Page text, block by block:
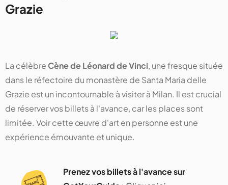
Grazie
La célèbre Cène de Léonard de Vinci, une fresque située
dans le réfectoire du monastère de Santa Maria delle
Grazie est un incontournable à visiter à Milan. Il est crucial
de réserver vos billets à l'avance, car les places sont
limitée. Voir cette œuvre d'art en personne est une
expérience émouvante et unique​​​​.
Prenez vos billets à l'avance sur